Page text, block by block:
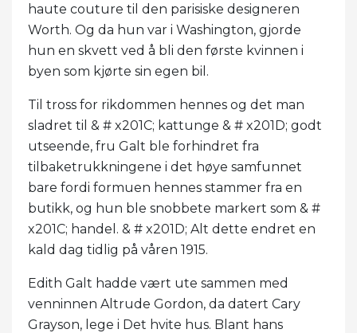
haute couture til den parisiske designeren
Worth. Og da hun var i Washington, gjorde
hun en skvett ved å bli den første kvinnen i
byen som kjørte sin egen bil.
Til tross for rikdommen hennes og det man
sladret til & # x201C; kattunge & # x201D; godt
utseende, fru Galt ble forhindret fra
tilbaketrukkningene i det høye samfunnet
bare fordi formuen hennes stammer fra en
butikk, og hun ble snobbete markert som & #
x201C; handel. & # x201D; Alt dette endret en
kald dag tidlig på våren 1915.
Edith Galt hadde vært ute sammen med
venninnen Altrude Gordon, da datert Cary
Grayson, lege i Det hvite hus. Blant hans